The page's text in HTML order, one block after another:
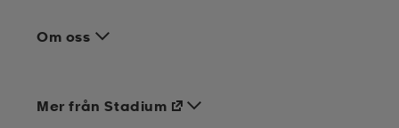
Om oss
Mer från Stadium